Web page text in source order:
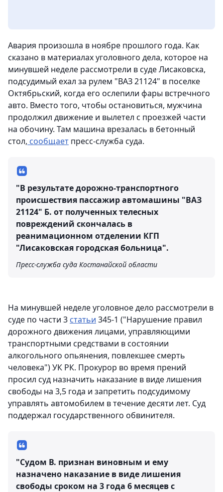
Авария произошла в ноябре прошлого года. Как
сказано в материалах уголовного дела, которое на
минувшей неделе рассмотрели в суде Лисаковска,
подсудимый ехал за рулем "ВАЗ 21124" в поселке
Октябрьский, когда его ослепили фары встречного
авто. Вместо того, чтобы остановиться, мужчина
продолжил движение и вылетел с проезжей части
на обочину. Там машина врезалась в бетонный
стол, сообщает пресс-служба суда.
"В результате дорожно-транспортного
происшествия пассажир автомашины "ВАЗ
21124" Б. от полученных телесных
повреждений скончалась в
реанимационном отделении КГП
"Лисаковская городская больница".
Пресс-служба суда Костанайской области
На минувшей неделе уголовное дело рассмотрели в
суде по части 3 статьи 345-1 ("Нарушение правил
дорожного движения лицами, управляющими
транспортными средствами в состоянии
алкогольного опьянения, повлекшее смерть
человека") УК РК. Прокурор во время прений
просил суд назначить наказание в виде лишения
свободы на 3,5 года и запретить подсудимому
управлять автомобилем в течение десяти лет. Суд
поддержал государственного обвинителя.
"Судом В. признан виновным и ему
назначено наказание в виде лишения
свободы сроком на 3 года 6 месяцев с